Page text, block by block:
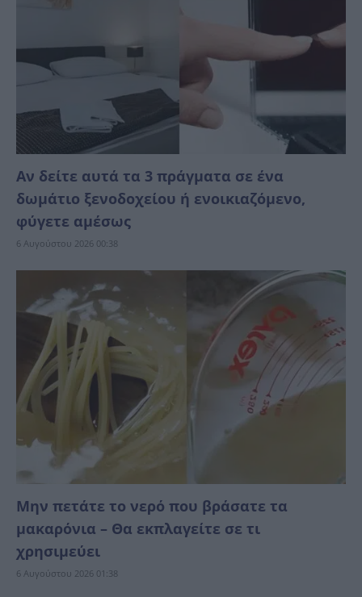
Αν δείτε αυτά τα 3 πράγματα σε ένα
δωμάτιο ξενοδοχείου ή ενοικιαζόμενο,
φύγετε αμέσως
6 Αυγούστου 2026 00:38
Μην πετάτε το νερό που βράσατε τα
μακαρόνια – Θα εκπλαγείτε σε τι
χρησιμεύει
6 Αυγούστου 2026 01:38